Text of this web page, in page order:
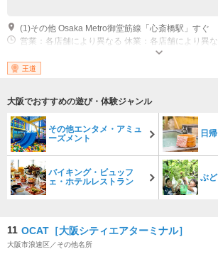
(1)その他 Osaka Metro御堂筋線「心斎橋駅」すぐ
営業：各店舗により異なる 休業：各店舗により異
王道
大阪でおすすめの遊び・体験ジャンル
その他エンタメ・アミュ
ーズメント
日
バイキング・ビュッフ
ェ・ホテルレストラン
ぶ
11 OCAT［大阪シティエアターミナル］
大阪市浪速区／その他名所